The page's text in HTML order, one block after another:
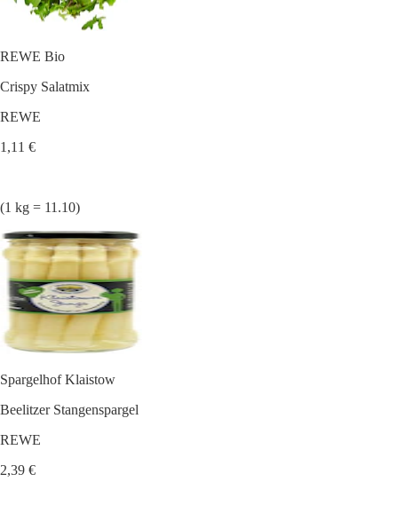
REWE Bio
Crispy Salatmix
REWE
1,11 €
(1 kg = 11.10)
Spargelhof Klaistow
Beelitzer Stangenspargel
REWE
2,39 €